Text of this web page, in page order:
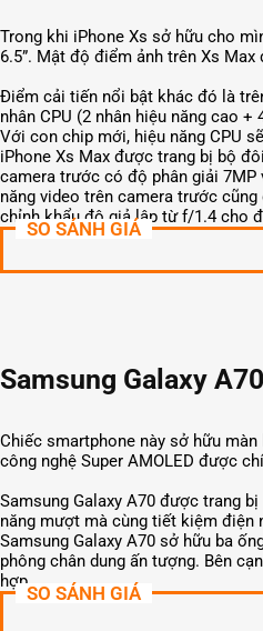
Trong khi iPhone Xs sở hữu cho
6.5”. Mật độ điểm ảnh trên Xs
Điểm cải tiến nổi bật khác đó là
nhân CPU (2 nhân hiệu năng cao
Với con chip mới, hiệu năng CPU
iPhone Xs Max được trang bị bộ
camera trước có độ phân giải 7MP
năng video trên camera trước
chỉnh khẩu độ giả lập từ f/1.4 cho
SO SÁNH GIÁ
Samsung Galaxy A70
Chiếc smartphone này sở hữu
công nghệ Super AMOLED được
Samsung Galaxy A70 được trang
năng mượt mà cùng tiết kiệm điện
Samsung Galaxy A70 sở hữu ba
phông chân dung ấn tượng. Bên
hợp.
SO SÁNH GIÁ